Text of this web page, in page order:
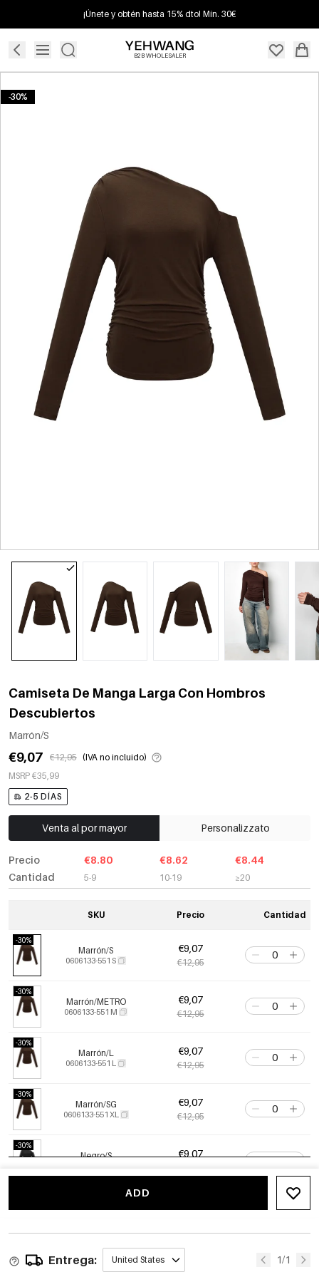
¡Únete y obtén hasta 15% dto! Mín. 30€
B2B WHOLESALER
-30%
Camiseta De Manga Larga Con Hombros
Descubiertos
Marrón/S
€9,07 €12,95 (IVA no incluido)
MSRP €35,99
2-5 DÍAS
Venta al por mayor Personalizzato
Precio
Cantidad
€8.80
5-9
€8.62
10-19
€8.44
≥20
SKU Precio Cantidad
-30%
Marrón/S
0606133-551 S
€9,07
€12,95
-30%
Marrón/METRO
0606133-551 M
€9,07
€12,95
-30%
Marrón/L
0606133-551 L
€9,07
€12,95
-30%
Marrón/SG
0606133-551 XL
€9,07
€12,95
-30%
Negro/S €9,07
Negro/L
0606133-011 L
€9,07
€12,95
ADD
Entrega: United States 1/1